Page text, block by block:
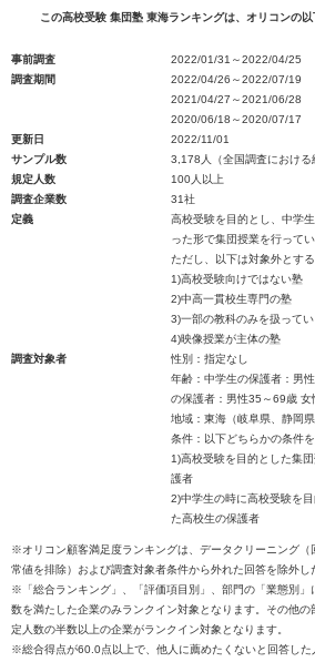
この高校受験 集団塾 東海ランキングは、オリコンの以
事前調査
2022/01/31～2022/04/25
調査期間
2022/04/26～2022/07/19
2021/04/27～2021/06/28
2020/06/18～2020/07/17
更新日
2022/11/01
サンプル数
3,178人（全国調査における
規定人数
100人以上
調査企業数
31社
定義
高校受験を目的とし、中学
った形で集団授業を行って
ただし、以下は対象外とする
1)高校受験向けではない塾
2)中高一貫校生専門の塾
3)一部の教科のみを扱って
4)映像授業が主体の塾
調査対象者
性別：指定なし
年齢：中学生の保護者：男
の保護者：男性35～69歳
地域：東海（岐阜県、静岡
条件：以下どちらかの条件を
1)高校受験を目的とした集
護者
2)中学生の時に高校受験を
た高校生の保護者
※オリコン顧客満足度ランキングは、データクリーニング（
常値を排除）および調査対象者条件から外れた回答を除外し
※「総合ランキング」、「評価項目別」、部門の「業態別」
数を満たした企業のみランクイン対象となります。その他
定人数の半数以上の企業がランクイン対象となります。
※総合得点が60.0点以上で、他人に薦めたくないと回答した